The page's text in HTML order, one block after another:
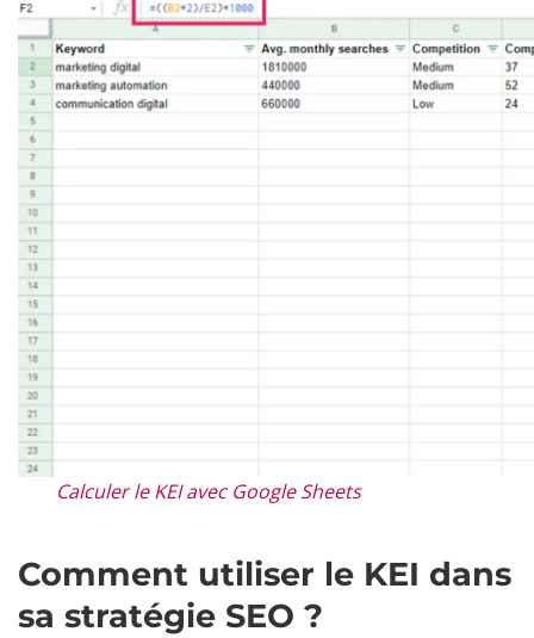
Calculer le KEI avec Google Sheets
Comment utiliser le KEI dans
sa stratégie SEO ?